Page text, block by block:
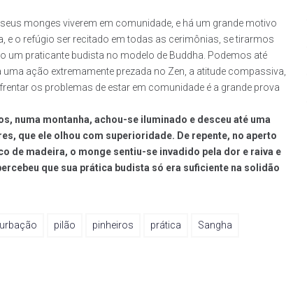
monges viverem em comunidade, e há um grande motivo
e o refúgio ser recitado em todas as cerimônias, se tirarmos
praticante budista no modelo de Buddha. Podemos até
ação extremamente prezada no Zen, a atitude compassiva,
os problemas de estar em comunidade é a grande prova
numa montanha, achou-se iluminado e desceu até uma
que ele olhou com superioridade. De repente, no aperto
de madeira, o monge sentiu-se invadido pela dor e raiva e
que sua prática budista só era suficiente na solidão
pilão pinheiros prática Sangha